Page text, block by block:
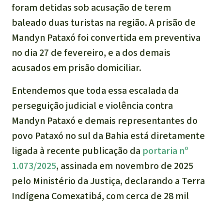
foram detidas sob acusação de terem
baleado duas turistas na região. A prisão de
Mandyn Pataxó foi convertida em preventiva
no dia 27 de fevereiro, e a dos demais
acusados em prisão domiciliar.
Entendemos que toda essa escalada da
perseguição judicial e violência contra
Mandyn Pataxó e demais representantes do
povo Pataxó no sul da Bahia está diretamente
ligada à recente publicação da portaria nº
1.073/2025, assinada em novembro de 2025
pelo Ministério da Justiça, declarando a Terra
Indígena Comexatibá, com cerca de 28 mil